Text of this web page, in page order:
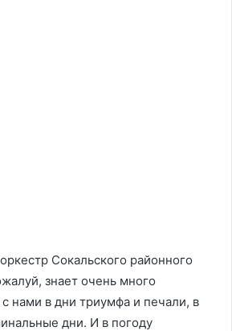
Сокальского районного
знает очень много
нами в дни триумфа и печали, в
дни. И в погоду